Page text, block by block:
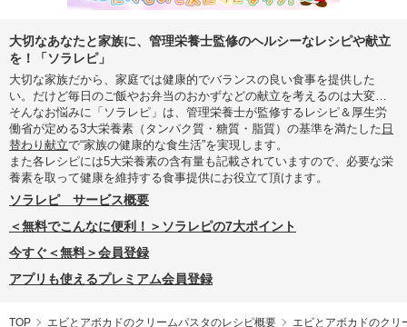
大切なあなたと家族に、管理栄養士監修のヘルシーなレシピや献立
を！「ソラレピ」
大切な家族だから、家庭では健康的でバランスの良い食事を提供した
い。だけど毎日のご飯やお弁当のおかずなどの献立を考えるのは大変…
そんなお悩みに「ソラレピ」は、管理栄養士が監修するレシピ＆厚生労
働省が定める3大栄養素（タンパク質・糖質・脂質）の基準を満たした 日
替わり献立で“家族の健康的な食生活”を実現します。
また各レシピには5大栄養素の含有量も記載されていますので、必要な栄
養素を取って健康を維持する食事提供にお役立て頂けます。
ソラレピ サービス概要
＜無料でこんなに便利！＞ソラレピの7大ポイント
今すぐ＜無料＞会員登録
アプリも使えるプレミアム会員登録
TOP エビとアボカドのクリームパスタのレシピ概要 エビとアボカドのクリ